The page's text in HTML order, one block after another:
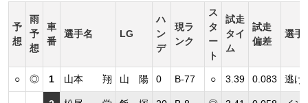
予
想
雨
予
想
車
番
選手名 LG
ハ
ン
デ
現ラ
ンク
ス
タ
ー
ト
試走
タイ
ム
試走
偏差
選手
○ ◎ 1 山本 翔 山 陽 0 B-77 ○ 3.39 0.083 逃げ